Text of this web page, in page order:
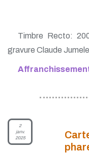
Timbre Recto:
gravure Claude
2
janv.
2025